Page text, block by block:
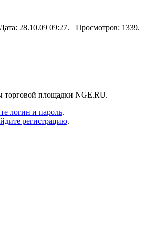
28.10.09 09:27. Просмотров: 1339.
торговой площадки NGE.RU.
логин и пароль.
регистрацию.